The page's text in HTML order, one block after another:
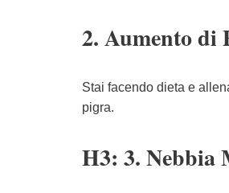
2. Aumento di
Stai facendo dieta e
pigra.
H3: 3. Nebbia